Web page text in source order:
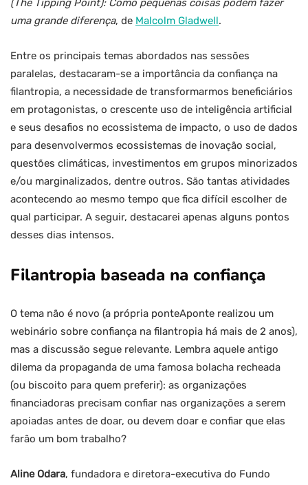
(The Tipping Point): Como pequenas coisas podem fazer
uma grande diferença, de Malcolm Gladwell.
Entre os principais temas abordados nas sessões
paralelas, destacaram-se a importância da confiança na
filantropia, a necessidade de transformarmos beneficiários
em protagonistas, o crescente uso de inteligência artificial
e seus desafios no ecossistema de impacto, o uso de dados
para desenvolvermos ecossistemas de inovação social,
questões climáticas, investimentos em grupos minorizados
e/ou marginalizados, dentre outros. São tantas atividades
acontecendo ao mesmo tempo que fica difícil escolher de
qual participar. A seguir, destacarei apenas alguns pontos
desses dias intensos.
Filantropia baseada na confiança
O tema não é novo (a própria ponteAponte realizou um
webinário sobre confiança na filantropia há mais de 2 anos),
mas a discussão segue relevante. Lembra aquele antigo
dilema da propaganda de uma famosa bolacha recheada
(ou biscoito para quem preferir): as organizações
financiadoras precisam confiar nas organizações a serem
apoiadas antes de doar, ou devem doar e confiar que elas
farão um bom trabalho?
Aline Odara, fundadora e diretora-executiva do Fundo